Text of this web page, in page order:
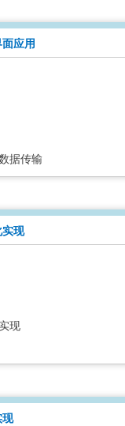
应用
据传输
现
现